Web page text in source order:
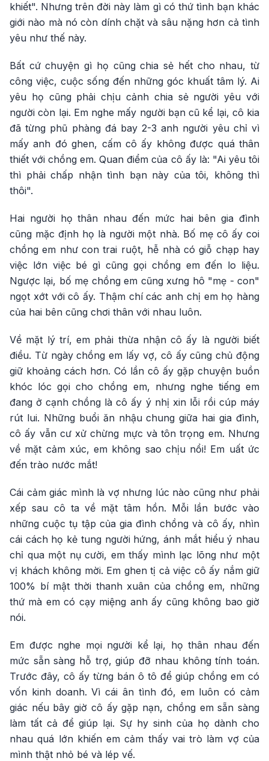
khiết". Nhưng trên đời này làm gì có thứ tình bạn khác
giới nào mà nó còn dính chặt và sâu nặng hơn cả tình
yêu như thế này.
Bất cứ chuyện gì họ cũng chia sẻ hết cho nhau, từ
công việc, cuộc sống đến những góc khuất tâm lý. Ai
yêu họ cũng phải chịu cảnh chia sẻ người yêu với
người còn lại. Em nghe mấy người bạn cũ kể lại, cô kia
đã từng phũ phàng đá bay 2-3 anh người yêu chỉ vì
mấy anh đó ghen, cấm cô ấy không được quá thân
thiết với chồng em. Quan điểm của cô ấy là: "Ai yêu tôi
thì phải chấp nhận tình bạn này của tôi, không thì
thôi".
Hai người họ thân nhau đến mức hai bên gia đình
cũng mặc định họ là người một nhà. Bố mẹ cô ấy coi
chồng em như con trai ruột, hễ nhà có giỗ chạp hay
việc lớn việc bé gì cũng gọi chồng em đến lo liệu.
Ngược lại, bố mẹ chồng em cũng xưng hô "mẹ - con"
ngọt xớt với cô ấy. Thậm chí các anh chị em họ hàng
của hai bên cũng chơi thân với nhau luôn.
Về mặt lý trí, em phải thừa nhận cô ấy là người biết
điều. Từ ngày chồng em lấy vợ, cô ấy cũng chủ động
giữ khoảng cách hơn. Có lần cô ấy gặp chuyện buồn
khóc lóc gọi cho chồng em, nhưng nghe tiếng em
đang ở cạnh chồng là cô ấy ý nhị xin lỗi rồi cúp máy
rút lui. Những buổi ăn nhậu chung giữa hai gia đình,
cô ấy vẫn cư xử chừng mực và tôn trọng em. Nhưng
về mặt cảm xúc, em không sao chịu nổi! Em uất ức
đến trào nước mắt!
Cái cảm giác mình là vợ nhưng lúc nào cũng như phải
xếp sau cô ta về mặt tâm hồn. Mỗi lần bước vào
những cuộc tụ tập của gia đình chồng và cô ấy, nhìn
cái cách họ kẻ tung người hứng, ánh mắt hiểu ý nhau
chỉ qua một nụ cười, em thấy mình lạc lõng như một
vị khách không mời. Em ghen tị cả việc cô ấy nắm giữ
100% bí mật thời thanh xuân của chồng em, những
thứ mà em có cạy miệng anh ấy cũng không bao giờ
nói.
Em được nghe mọi người kể lại, họ thân nhau đến
mức sẵn sàng hỗ trợ, giúp đỡ nhau không tính toán.
Trước đây, cô ấy từng bán ô tô để giúp chồng em có
vốn kinh doanh. Vì cái ân tình đó, em luôn có cảm
giác nếu bây giờ cô ấy gặp nạn, chồng em sẵn sàng
làm tất cả để giúp lại. Sự hy sinh của họ dành cho
nhau quá lớn khiến em cảm thấy vai trò làm vợ của
mình thật nhỏ bé và lép vế.